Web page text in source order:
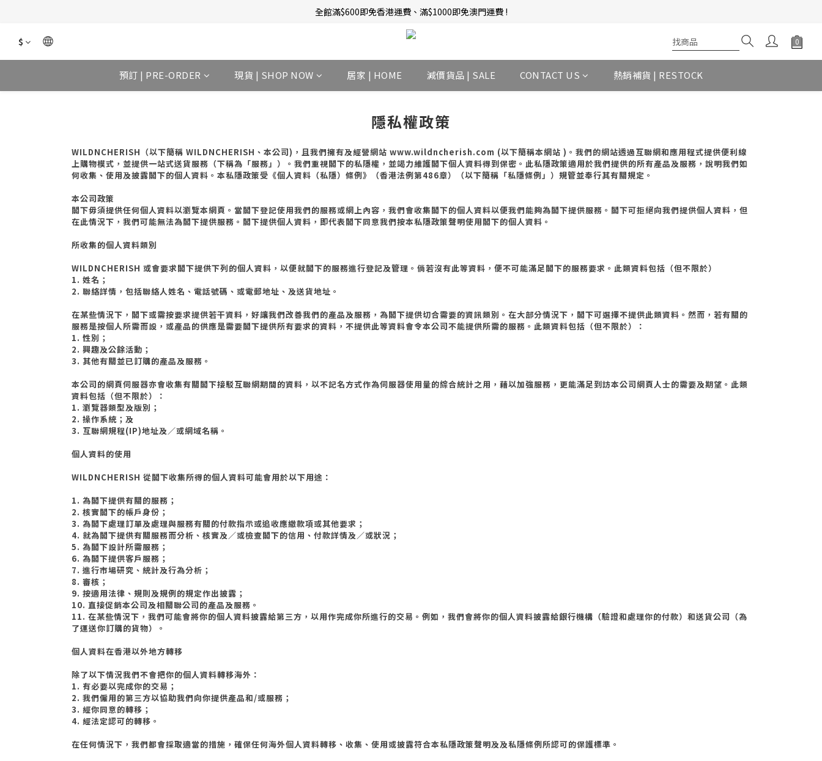
新會員招募中 | 即送 $12 購物金當錢使！
全館滿$600即免香港運費、滿$1000即免澳門運費 !
訂單完成後14天內圖文評價，即贈$10無限期購物金當錢使！
新會員招募中 | 即送 $12 購物金當錢使！
$
預訂 | PRE-ORDER 現貨 | SHOP NOW 居家 | HOME 減價貨品 | SALE CONTACT US 熱銷補貨 | RESTOCK
隱私權政策
WILDNCHERISH （以下簡稱 WILDNCHERISH 、本公司) ，且我們擁有及經營網站 www.wildncherish.com (以下簡稱本網站 ) 。我們的網站透過互聯網和應用程式提供便利線
上購物模式，並提供一站式送貨服務（下稱為「服務」）。我們重視閣下的私隱權，並竭力維護閣下個人資料得到保密。此私隱政策適用於我們提供的所有產品及服務，說明我們如
何收集、使用及披露閣下的個人資料。本私隱政策受《個人資料（私隱）條例》（香港法例第486章）（以下簡稱「私隱條例」）規管並奉行其有關規定。
本公司政策
閣下毋須提供任何個人資料以瀏覽本網頁。當閣下登記使用我們的服務或網上內容，我們會收集閣下的個人資料以便我們能夠為閣下提供服務。閣下可拒絕向我們提供個人資料，但
在此情況下，我們可能無法為閣下提供服務。閣下提供個人資料，即代表閣下同意我們按本私隱政策聲明使用閣下的個人資料。
所收集的個人資料類別
WILDNCHERISH 或會要求閣下提供下列的個人資料，以便就閣下的服務進行登記及管理。倘若沒有此等資料，便不可能滿足閣下的服務要求。此類資料包括（但不限於）
1. 姓名；
2. 聯絡詳情，包括聯絡人姓名、電話號碼、或電郵地址、及送貨地址。
在某些情況下，閣下或需按要求提供若干資料，好讓我們改善我們的產品及服務，為閣下提供切合需要的資訊類別。在大部分情況下，閣下可選擇不提供此類資料。然而，若有關的
服務是按個人所需而設，或產品的供應是需要閣下提供所有要求的資料，不提供此等資料會令本公司不能提供所需的服務。此類資料包括（但不限於）：
1. 性別；
2. 興趣及公餘活動；
3. 其他有關並已訂購的產品及服務。
本公司的網頁伺服器亦會收集有關閣下接駁互聯網期間的資料，以不記名方式作為伺服器使用量的綜合統計之用，藉以加強服務，更能滿足到訪本公司網頁人士的需要及期望。此類
資料包括（但不限於）：
1. 瀏覽器類型及版別；
2. 操作系統；及
3. 互聯網規程(IP)地址及／或網域名稱。
個人資料的使用
WILDNCHERISH 從閣下收集所得的個人資料可能會用於以下用途：
1. 為閣下提供有關的服務；
2. 核實閣下的帳戶身份；
3. 為閣下處理訂單及處理與服務有關的付款指示或追收應繳款項或其他要求；
4. 就為閣下提供有關服務而分析、核實及／或檢查閣下的信用、付款詳情及／或狀況；
5. 為閣下設計所需服務；
6. 為閣下提供客戶服務；
7. 進行市場研究、統計及行為分析；
8. 審核；
9. 按適用法律、規則及規例的規定作出披露；
10. 直接促銷本公司及相關聯公司的產品及服務。
​​​​​​​​11. 在某些情況下，我們可能會將你的個人資料披露給第三方，以用作完成你所進行的交易。例如，我們會將你的個人資料披露給銀行機構（驗證和處理你的付款）和送貨公司（為
了運送你訂購的貨物）。
個人資料在香港以外地方轉移
除了以下情況我們不會把你的個人資料轉移海外：
1. 有必要以完成你的交易；
2. 我們僱用的第三方以協助我們向你提供產品和/或服務；
3. 經你同意的轉移；
4. 經法定認可的轉移。
在任何情況下，我們都會採取適當的措施，確保任何海外個人資料轉移、收集、使用或披露符合本私隱政策聲明及及私隱條例所認可的保護標準。